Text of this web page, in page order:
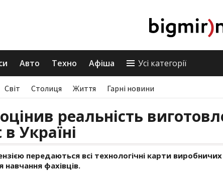
Авто Техно Афіша Усі категорії
Світ Столиця Життя Гарні новини
реальність
Україні
передаються всі технологічні карти
навчання фахівців.